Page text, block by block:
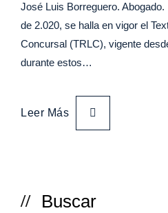
José Luis Borreguero.
de 2.020, se halla en vigor el
Concursal (TRLC), vigente
durante estos…
Leer Más
Buscar